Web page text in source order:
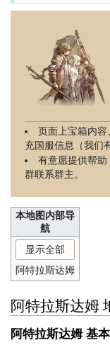
页面上宝箱内
充国服信息（我们
有意愿提供帮
群联系群主。
本地图内部导
航
显示全部
阿特拉斯达姆
阿特拉斯达姆
阿特拉斯达姆 基